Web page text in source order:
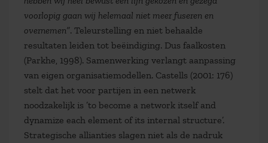
voorlopig gaan wij helemaal niet meer fuseren en
overnemen”. Teleurstelling en niet behaalde
resultaten leiden tot beëindiging. Dus faalkosten
(Parkhe, 1998). Samenwerking verlangt aanpassing
van eigen organisatiemodellen. Castells (2001: 176)
stelt dat het voor partijen in een netwerk
noodzakelijk is ’to become a network itself and
dynamize each element of its internal structure’.
Strategische allianties slagen niet als de nadruk